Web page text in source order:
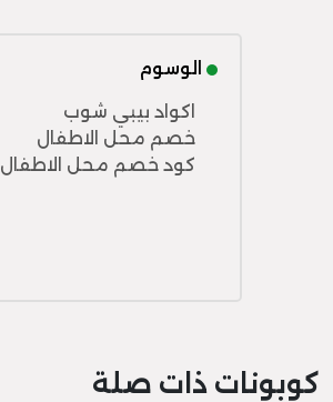
الوسوم
اكواد بيبي شوب
خصم محل الاطفال
كود خصم محل الاطفال
كوبونات ذات صلة